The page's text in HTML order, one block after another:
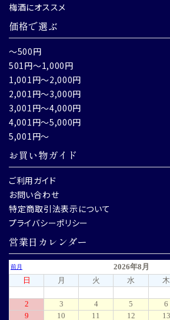
梅酒にオススメ
価格で選ぶ
～500円
501円～1,000円
1,001円～2,000円
2,001円～3,000円
3,001円～4,000円
4,001円～5,000円
5,001円～
お買い物ガイド
ご利用ガイド
お問い合わせ
特定商取引法表示について
プライバシーポリシー
営業日カレンダー